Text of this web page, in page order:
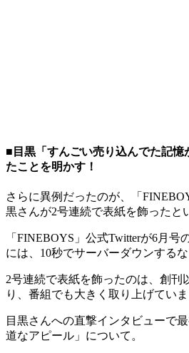
■目黒「すんごい売り込んでた記憶
たことを明かす！
さらに異例だったのが、「
黒さんが2号連続で表紙を飾ったと
「FINEBOYS」公式Twitterが6月
には、10秒でサーバーダウンする
2号連続で表紙を飾ったのは、創刊
り、番組でも大きく取り上げていま
目黒さんへの直撃インタビューで
道なアピール」について。